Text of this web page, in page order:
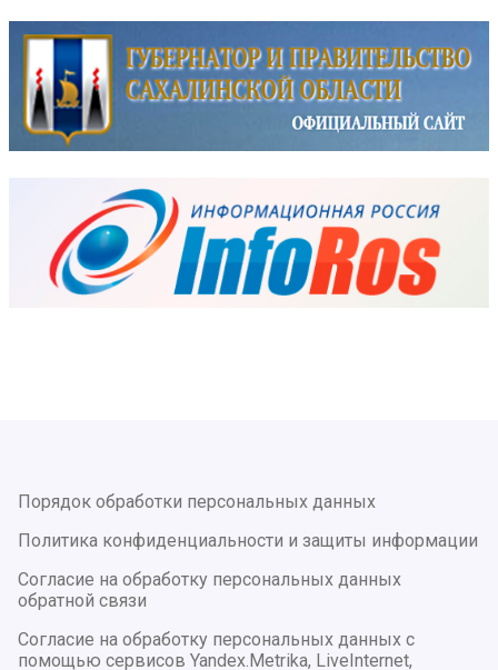
Порядок обработки персональных данных
Политика конфиденциальности и защиты информации
Согласие на обработку персональных данных
обратной связи
Согласие на обработку персональных данных с
помощью сервисов Yandex.Metrika, LiveInternet,